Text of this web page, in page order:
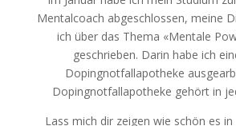
Mentalcoach abgeschlossen, meine
ich über das Thema «Mentale
geschrieben. Darin habe ich
Dopingnotfallapotheke
Dopingnotfallapotheke gehört in
Lass mich dir zeigen wie schön es